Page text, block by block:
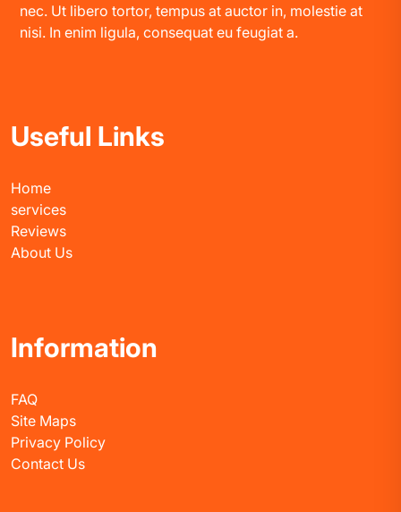
nec. Ut libero tortor, tempus at auctor in, molestie at
nisi. In enim ligula, consequat eu feugiat a.
Useful Links
Home
services
Reviews
About Us
Information
FAQ
Site Maps
Privacy Policy
Contact Us